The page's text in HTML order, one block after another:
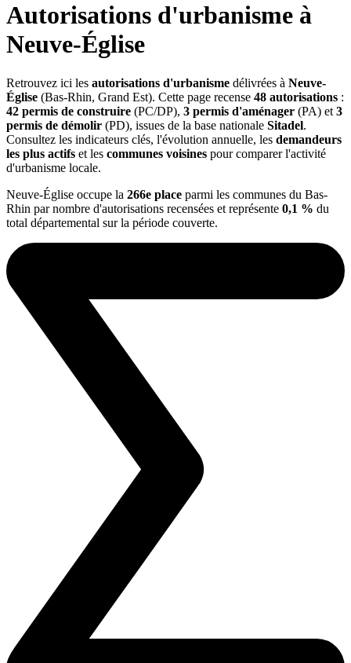
Autorisations d'urbanisme à
Neuve-Église
Retrouvez ici les autorisations d'urbanisme délivrées à Neuve-
Église (Bas-Rhin, Grand Est). Cette page recense 48 autorisations :
42 permis de construire (PC/DP), 3 permis d'aménager (PA) et 3
permis de démolir (PD), issues de la base nationale Sitadel.
Consultez les indicateurs clés, l'évolution annuelle, les demandeurs
les plus actifs et les communes voisines pour comparer l'activité
d'urbanisme locale.
Neuve-Église occupe la 266e place parmi les communes du Bas-
Rhin par nombre d'autorisations recensées et représente 0,1 % du
total départemental sur la période couverte.